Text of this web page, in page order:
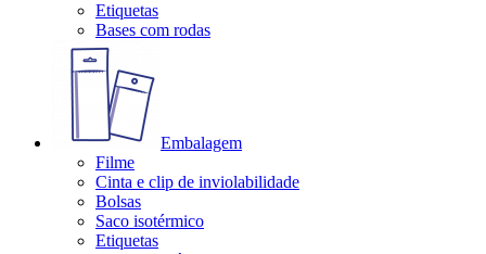
Etiquetas
Bases com rodas
Embalagem
Filme
Cinta e clip de inviolabilidade
Bolsas
Saco isotérmico
Etiquetas